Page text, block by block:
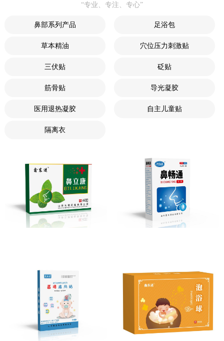
“专业、专注、专心”
鼻部系列产品 足浴包
草本精油 穴位压力刺激贴
三伏贴 砭贴
筋骨贴 导光凝胶
医用退热凝胶 自主儿童贴
隔离衣